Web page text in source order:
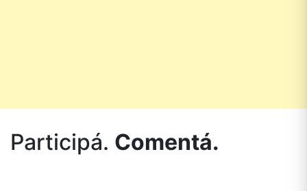
Participá. Comentá.